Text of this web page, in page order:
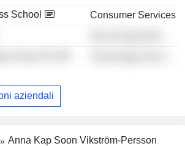
School
Consumer Services
aziendali
Anna Kap Soon Vikström-Persson